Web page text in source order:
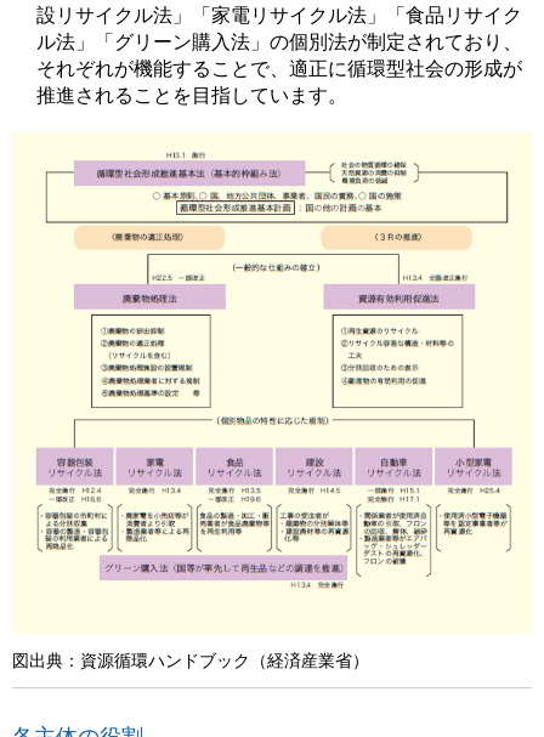
設リサイクル法」「家電リサイクル法」「食品リサイク
ル法」「グリーン購入法」の個別法が制定されており、
それぞれが機能することで、適正に循環型社会の形成が
推進されることを目指しています。
図出典：資源循環ハンドブック（経済産業省）